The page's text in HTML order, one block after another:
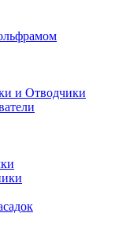
и Отводчики